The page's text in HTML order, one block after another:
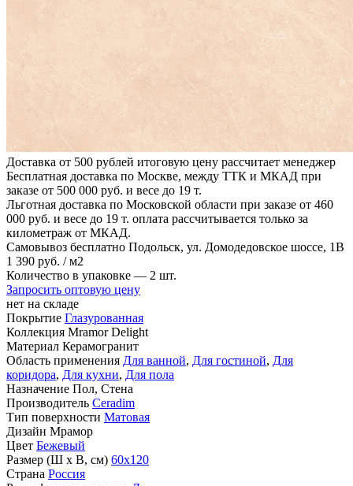
Доставка от 500 рублей итоговую цену рассчитает менеджер
Бесплатная доставка по Москве, между ТТК и МКАД при
заказе от 500 000 руб. и весе до 19 т.
Льготная доставка по Московской области при заказе от 460
000 руб. и весе до 19 т. оплата рассчитывается только за
километраж от МКАД.
Самовывоз бесплатно Подольск, ул. Домодедовское шоссе, 1В
1 390 руб. / м2
Количество в упаковке — 2 шт.
Запросить оптовую цену
нет на складе
Покрытие Глазурованная
Коллекция Mramor Delight
Материал Керамогранит
Область применения Для ванной, Для гостиной, Для
коридора, Для кухни, Для пола
Назначение Пол, Стена
Производитель Ceradim
Тип поверхности Матовая
Дизайн Мрамор
Цвет Бежевый
Размер (Ш х В, см) 60х120
Страна Россия